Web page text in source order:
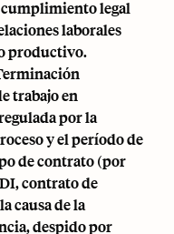
cumplimiento legal
laborales
productivo.
trabajo en
por la
y el período de
de contrato (por
contrato de
causa de la
despido por